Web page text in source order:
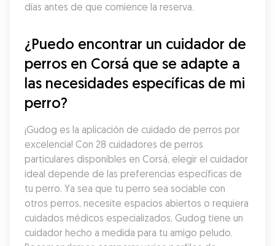
días antes de que comience la reserva.
¿Puedo encontrar un cuidador de
perros en Corsá que se adapte a
las necesidades específicas de mi
perro?
¡Gudog es la aplicación de cuidado de perros por
excelencia! Con 28 cuidadores de perros
particulares disponibles en Corsá, elegir el cuidador
ideal depende de las preferencias específicas de
tu perro. Ya sea que tu perro sea sociable con
otros perros, necesite espacios abiertos o requiera
cuidados médicos especializados, Gudog tiene un
cuidador hecho a medida para tu amigo peludo.